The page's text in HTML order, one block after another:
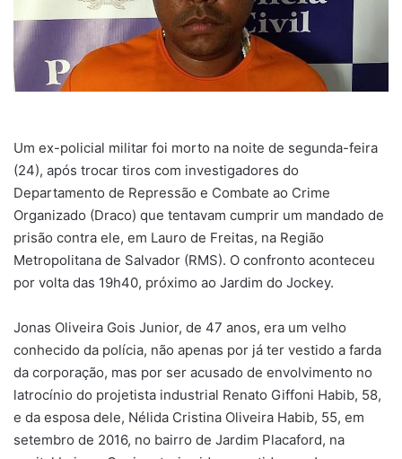
Um ex-policial militar foi morto na noite de segunda-feira
(24), após trocar tiros com investigadores do
Departamento de Repressão e Combate ao Crime
Organizado (Draco) que tentavam cumprir um mandado de
prisão contra ele, em Lauro de Freitas, na Região
Metropolitana de Salvador (RMS). O confronto aconteceu
por volta das 19h40, próximo ao Jardim do Jockey.
Jonas Oliveira Gois Junior, de 47 anos, era um velho
conhecido da polícia, não apenas por já ter vestido a farda
da corporação, mas por ser acusado de envolvimento no
latrocínio do projetista industrial Renato Giffoni Habib, 58,
e da esposa dele, Nélida Cristina Oliveira Habib, 55, em
setembro de 2016, no bairro de Jardim Placaford, na